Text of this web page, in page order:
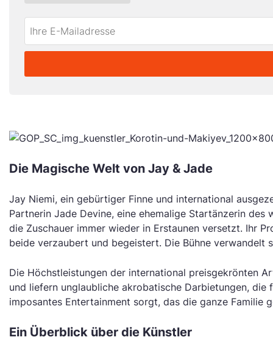
not
fill
E-
Mailadresse:
Die Magische Welt von Jay & Jade
Jay Niemi, ein gebürtiger Finne und international
Partnerin Jade Devine, eine ehemalige Startänzerin
die Zuschauer immer wieder in Erstaunen versetzt. Ihr
beide verzaubert und begeistert. Die Bühne verwandelt
Die Höchstleistungen der international preisgekrönten
und liefern unglaubliche akrobatische Darbietungen,
imposantes Entertainment sorgt, das die ganze Familie
Ein Überblick über die Künstler